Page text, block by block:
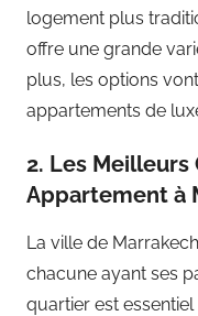
logement plus
offre une grande
plus, les options
appartements de
2. Les
Appartement à
La ville de
chacune ayant ses
quartier est